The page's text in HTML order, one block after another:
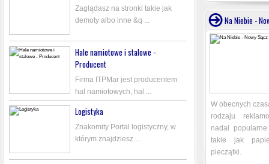
Zaglądasz na stronki takie jak
demoty albo inne &q ...
Hale namiotowe i stalowe -
Producent
Firma ITPMar jest producentem
hal namiotowych, hal ...
Logistyka
Znakomity Portal logistyczny, w
którym znajdziesz ...
Na Niebie -
W obecnych
rodzaju
nadal
takie jak
pieczątki.